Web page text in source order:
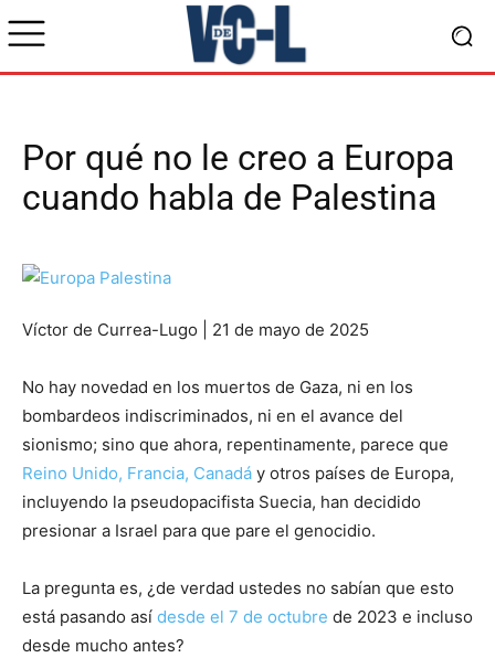
Por qué no le creo a Europa
cuando habla de Palestina
Víctor de Currea-Lugo | 21 de mayo de 2025
No hay novedad en los muertos de Gaza, ni en los
bombardeos indiscriminados, ni en el avance del
sionismo; sino que ahora, repentinamente, parece que
Reino Unido, Francia, Canadá y otros países de Europa,
incluyendo la pseudopacifista Suecia, han decidido
presionar a Israel para que pare el genocidio.
La pregunta es, ¿de verdad ustedes no sabían que esto
está pasando así desde el 7 de octubre de 2023 e incluso
desde mucho antes?